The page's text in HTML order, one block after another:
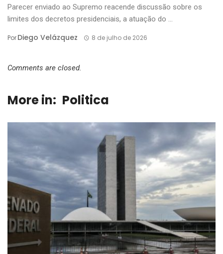
Parecer enviado ao Supremo reacende discussão sobre os
limites dos decretos presidenciais, a atuação do ...
PorDiego Velázquez 8 de julho de 2026
Comments are closed.
More in: Politica